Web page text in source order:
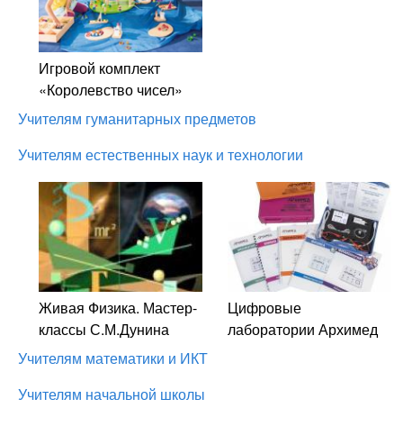
Игровой комплект
«Королевство чисел»
Учителям гуманитарных предметов
Учителям естественных наук и технологии
Живая Физика. Мастер-
классы С.М.Дунина
Цифровые
лаборатории Архимед
Учителям математики и ИКТ
Учителям начальной школы